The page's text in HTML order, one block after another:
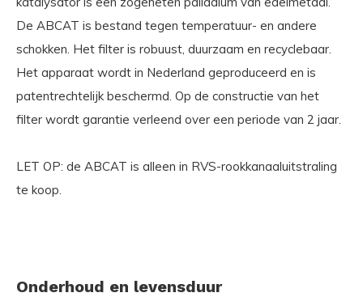
De ABCAT is bestand tegen temperatuur- en andere
schokken. Het filter is robuust, duurzaam en recyclebaar.
Het apparaat wordt in Nederland geproduceerd en is
patentrechtelijk beschermd. Op de constructie van het
filter wordt garantie verleend over een periode van 2 jaar.
LET OP: de ABCAT is alleen in RVS-rookkanaaluitstraling
te koop.
Onderhoud en levensduur